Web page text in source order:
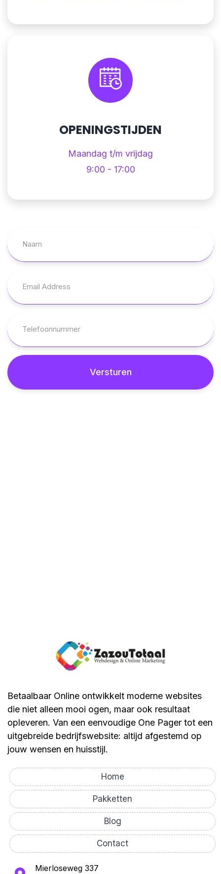
OPENINGSTIJDEN
Maandag t/m vrijdag
9:00 - 17:00
Betaalbaar Online ontwikkelt moderne websites
die niet alleen mooi ogen, maar ook resultaat
opleveren. Van een eenvoudige One Pager tot een
uitgebreide bedrijfswebsite: altijd afgestemd op
jouw wensen en huisstijl.
Home
Pakketten
Blog
Contact
Mierloseweg 337